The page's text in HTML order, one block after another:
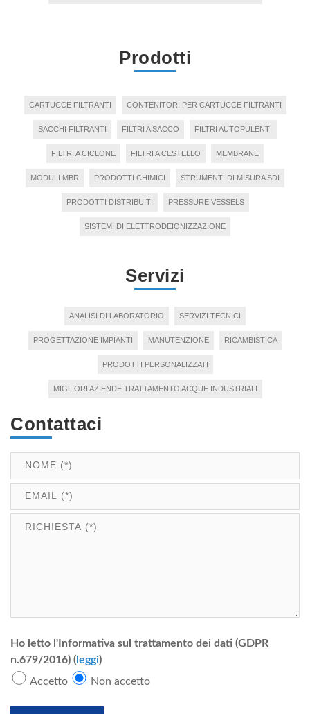
Prodotti
CARTUCCE FILTRANTI CONTENITORI PER CARTUCCE FILTRANTI
SACCHI FILTRANTI FILTRI A SACCO FILTRI AUTOPULENTI
FILTRI A CICLONE FILTRI A CESTELLO MEMBRANE
MODULI MBR PRODOTTI CHIMICI STRUMENTI DI MISURA SDI
PRODOTTI DISTRIBUITI PRESSURE VESSELS
SISTEMI DI ELETTRODEIONIZZAZIONE
Servizi
ANALISI DI LABORATORIO SERVIZI TECNICI
PROGETTAZIONE IMPIANTI MANUTENZIONE RICAMBISTICA
PRODOTTI PERSONALIZZATI
MIGLIORI AZIENDE TRATTAMENTO ACQUE INDUSTRIALI
Contattaci
Ho letto l'Informativa sul trattamento dei dati (GDPR
n.679/2016) ( leggi)
Accetto
Non accetto